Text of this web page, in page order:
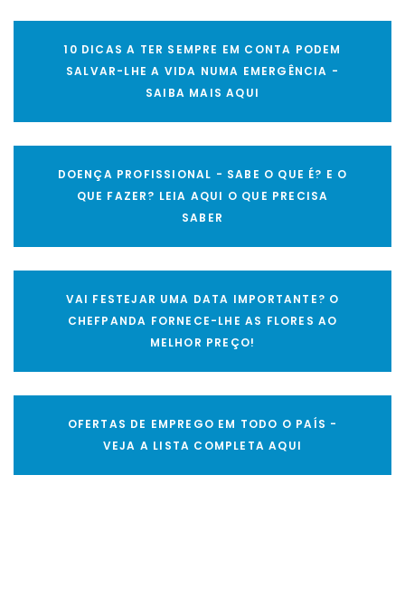
10 DICAS A TER SEMPRE EM CONTA PODEM
SALVAR-LHE A VIDA NUMA EMERGÊNCIA -
SAIBA MAIS AQUI
DOENÇA PROFISSIONAL - SABE O QUE É? E O
QUE FAZER? LEIA AQUI O QUE PRECISA
SABER
VAI FESTEJAR UMA DATA IMPORTANTE? O
CHEFPANDA FORNECE-LHE AS FLORES AO
MELHOR PREÇO!
OFERTAS DE EMPREGO EM TODO O PAÍS -
VEJA A LISTA COMPLETA AQUI